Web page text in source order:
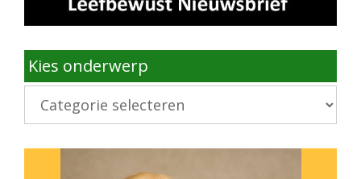
Kies onderwerp
Kies
onderwerp